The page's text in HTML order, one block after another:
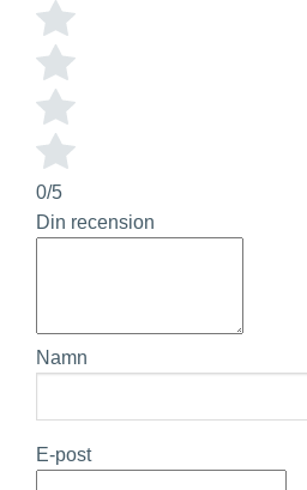
0/5
Din recension
Namn
E-post